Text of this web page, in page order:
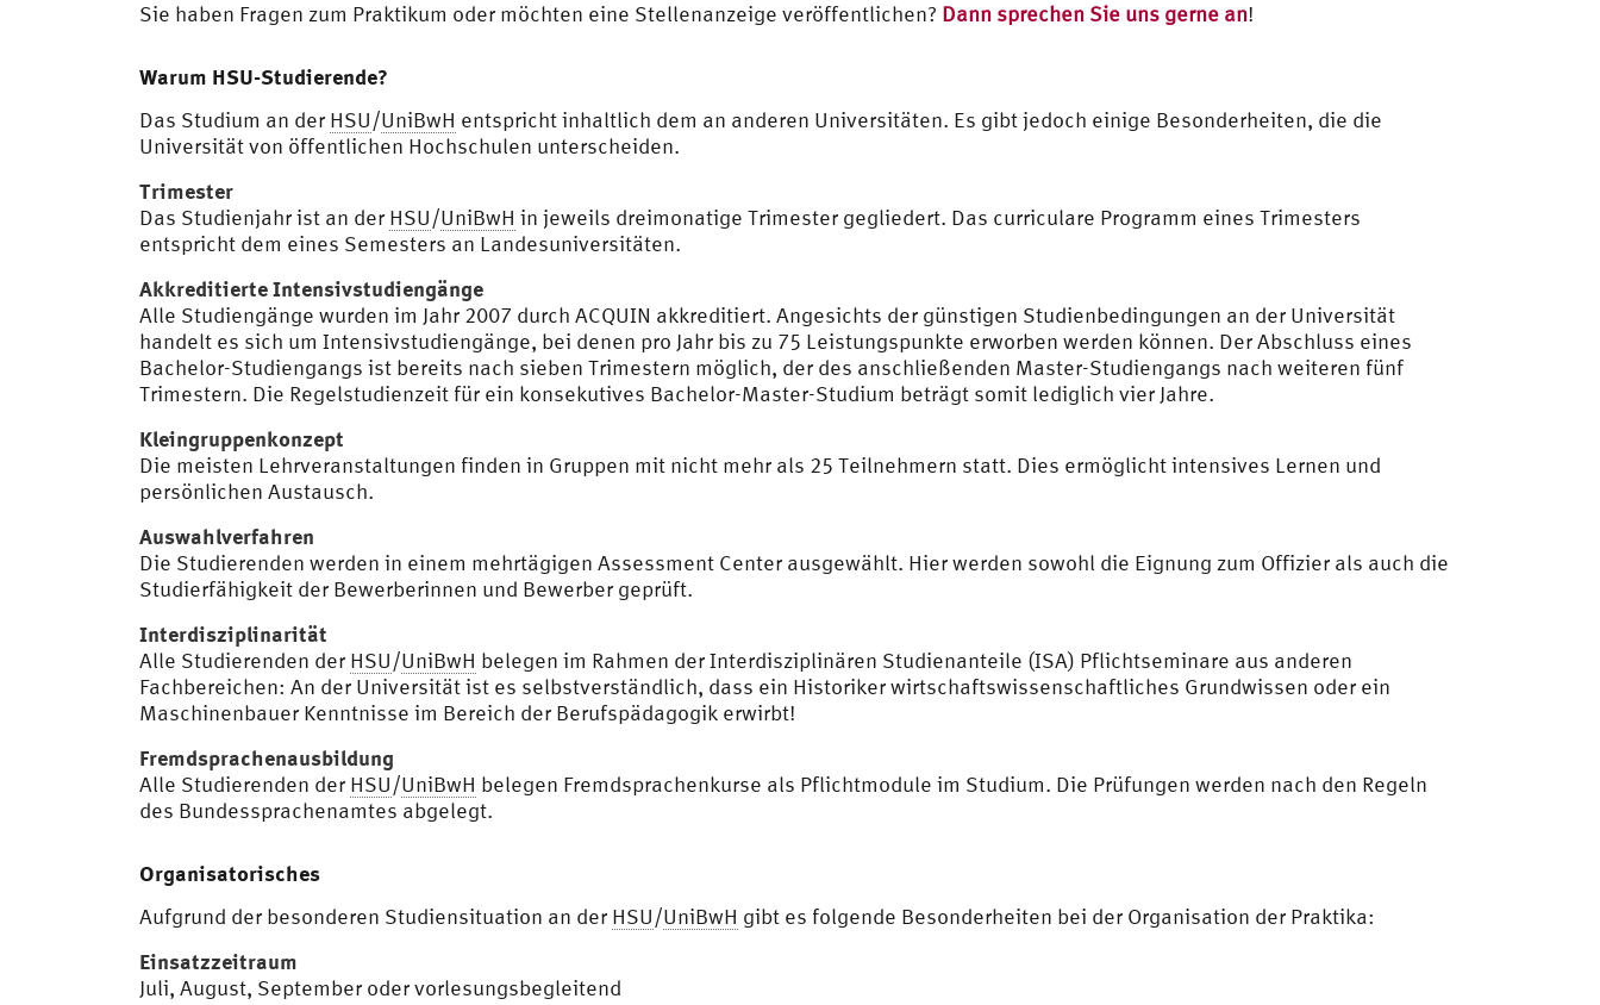
Sie haben Fragen zum Praktikum oder möchten eine Stellenanzeige veröffentlichen? Dann sprechen Sie uns gerne an!
Warum HSU-Studierende?
Das Studium an der HSU/UniBwH entspricht inhaltlich dem an anderen Universitäten. Es gibt jedoch einige Besonderheiten, die die
Universität von öffentlichen Hochschulen unterscheiden.
Trimester
Das Studienjahr ist an der HSU/UniBwH in jeweils dreimonatige Trimester gegliedert. Das curriculare Programm eines Trimesters
entspricht dem eines Semesters an Landesuniversitäten.
Akkreditierte Intensivstudiengänge
Alle Studiengänge wurden im Jahr 2007 durch ACQUIN akkreditiert. Angesichts der günstigen Studienbedingungen an der Universität
handelt es sich um Intensivstudiengänge, bei denen pro Jahr bis zu 75 Leistungspunkte erworben werden können. Der Abschluss eines
Bachelor-Studiengangs ist bereits nach sieben Trimestern möglich, der des anschließenden Master-Studiengangs nach weiteren fünf
Trimestern. Die Regelstudienzeit für ein konsekutives Bachelor-Master-Studium beträgt somit lediglich vier Jahre.
Kleingruppenkonzept
Die meisten Lehrveranstaltungen finden in Gruppen mit nicht mehr als 25 Teilnehmern statt. Dies ermöglicht intensives Lernen und
persönlichen Austausch.
Auswahlverfahren
Die Studierenden werden in einem mehrtägigen Assessment Center ausgewählt. Hier werden sowohl die Eignung zum Offizier als auch die
Studierfähigkeit der Bewerberinnen und Bewerber geprüft.
Interdisziplinarität
Alle Studierenden der HSU/UniBwH belegen im Rahmen der Interdisziplinären Studienanteile (ISA) Pflichtseminare aus anderen
Fachbereichen: An der Universität ist es selbstverständlich, dass ein Historiker wirtschaftswissenschaftliches Grundwissen oder ein
Maschinenbauer Kenntnisse im Bereich der Berufspädagogik erwirbt!
Fremdsprachenausbildung
Alle Studierenden der HSU/UniBwH belegen Fremdsprachenkurse als Pflichtmodule im Studium. Die Prüfungen werden nach den Regeln
des Bundessprachenamtes abgelegt.
Organisatorisches
Aufgrund der besonderen Studiensituation an der HSU/UniBwH gibt es folgende Besonderheiten bei der Organisation der Praktika:
Einsatzzeitraum
Juli, August, September oder vorlesungsbegleitend